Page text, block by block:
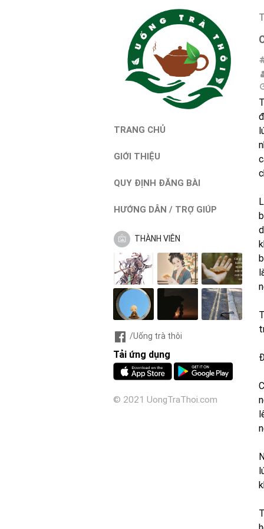
TRANG CHỦ
GIỚI THIỆU
QUY ĐỊNH ĐĂNG BÀI
HƯỚNG DẪN / TRỢ GIÚP
THÀNH VIÊN
/Uống trà thôi
Tải ứng dụng
© 2021 UongTraThoi.com